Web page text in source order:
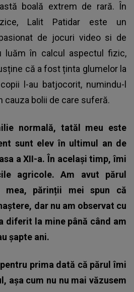
boală extrem de rară. În
Lalit Patidar este un
de jocuri video si de
luăm în calcul aspectul fizic,
că a fost ținta glumelor la
l-au batjocorit, numindu-l
cauza bolii de care suferă.
normală, tatăl meu este
sunt elev în ultimul an de
a XII-a. În același timp, îmi
agricole. Am avut părul
mea, părinții mei spun că
dar nu am observat cu
diferit la mine până când am
șapte ani.
prima dată că părul îmi
așa cum nu nu mai văzusem